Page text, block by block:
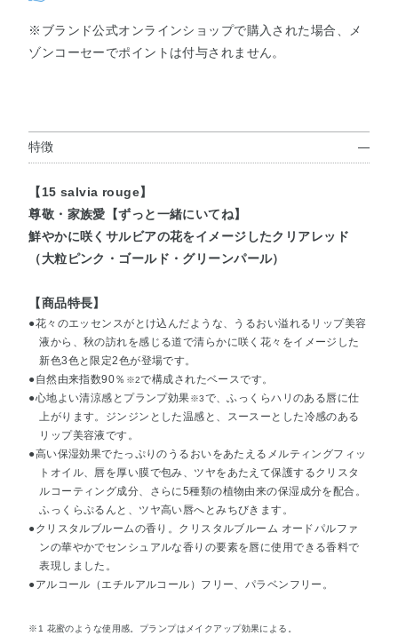
※ブランド公式オンラインショップで購入された場合、メ
ゾンコーセーでポイントは付与されません。
特徴
【15 salvia rouge】
尊敬・家族愛【ずっと一緒にいてね】
鮮やかに咲くサルビアの花をイメージしたクリアレッド
（大粒ピンク・ゴールド・グリーンパール）
【商品特長】
●花々のエッセンスがとけ込んだような、うるおい溢れるリップ美容
液から、秋の訪れを感じる道で清らかに咲く花々をイメージした
新色3色と限定2色が登場です。
●自然由来指数90％ ※2で構成されたベースです。
●心地よい清涼感とプランプ効果※3で、ふっくらハリのある唇に仕
上がります。ジンジンとした温感と、スースーとした冷感のある
リップ美容液です。
●高い保湿効果でたっぷりのうるおいをあたえるメルティングフィッ
トオイル、唇を厚い膜で包み、ツヤをあたえて保護するクリスタ
ルコーティング成分、さらに5種類の植物由来の保湿成分を配合。
ふっくらぷるんと、ツヤ高い唇へとみちびきます。
●クリスタルブルームの香り。クリスタルブルーム オードパルファ
ンの華やかでセンシュアルな香りの要素を唇に使用できる香料で
表現しました。
●アルコール（エチルアルコール）フリー、パラベンフリー。
※1 花蜜のような使用感。プランプはメイクアップ効果による。